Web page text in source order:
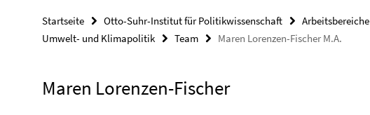
Startseite Otto-Suhr-Institut für Politikwissenschaft Arbeitsbereiche
Umwelt- und Klimapolitik
Team Maren Lorenzen-Fischer M.A.
Maren Lorenzen-Fischer